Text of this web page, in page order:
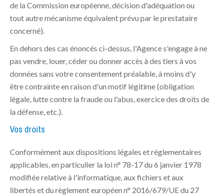
de la Commission européenne, décision d'adéquation ou
tout autre mécanisme équivalent prévu par le prestataire
concerné).
En dehors des cas énoncés ci-dessus, l'Agence s'engage à ne
pas vendre, louer, céder ou donner accès à des tiers à vos
données sans votre consentement préalable, à moins d'y
être contrainte en raison d'un motif légitime (obligation
légale, lutte contre la fraude ou l'abus, exercice des droits de
la défense, etc.).
Vos droits
Conformément aux dispositions légales et réglementaires
applicables, en particulier la loi n° 78-17 du 6 janvier 1978
modifiée relative à l'informatique, aux fichiers et aux
libertés et du règlement européen n° 2016/679/UE du 27